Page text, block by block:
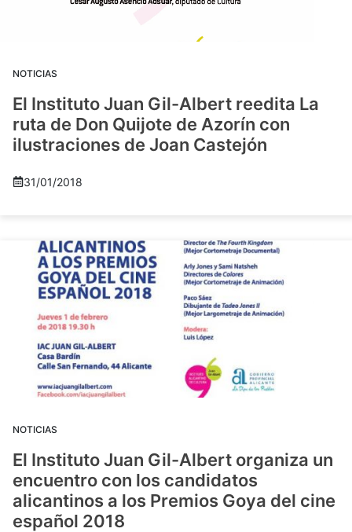
NOTICIAS
El Instituto Juan Gil-Albert reedita La
ruta de Don Quijote de Azorín con
ilustraciones de Joan Castejón
31/01/2018
NOTICIAS
El Instituto Juan Gil-Albert organiza un
encuentro con los candidatos
alicantinos a los Premios Goya del cine
español 2018